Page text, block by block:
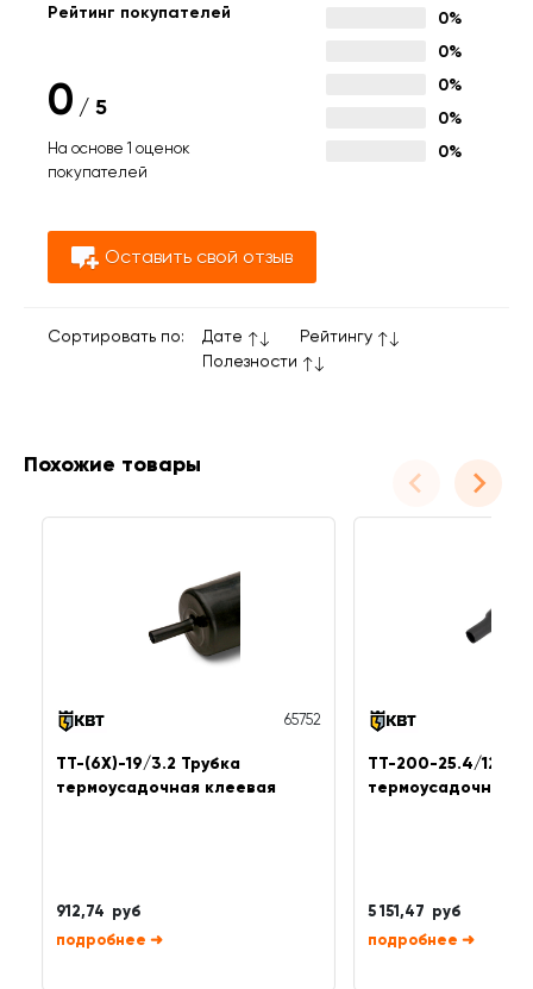
Рейтинг покупателей
0 / 5
На основе 1 оценок
покупателей
0%
0%
0%
0%
0%
Оставить свой отзыв
Сортировать по: Дате
Рейтингу
Полезности
Похожие товары
65752
ТТ-(6Х)-19/3.2 Трубка
термоусадочная клеевая
912,74 руб
➜
ТТ-200-25.4/12.7
термоусадочная
5 151,47 руб
➜